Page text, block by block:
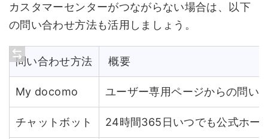
カスタマーセンターがつながらない場合は、以下
の問い合わせ方法も活用しましょう。
問い合わせ方法 概要
My docomo ユーザー専用ページからの問い
チャットボット 24時間365日いつでも公式ホー